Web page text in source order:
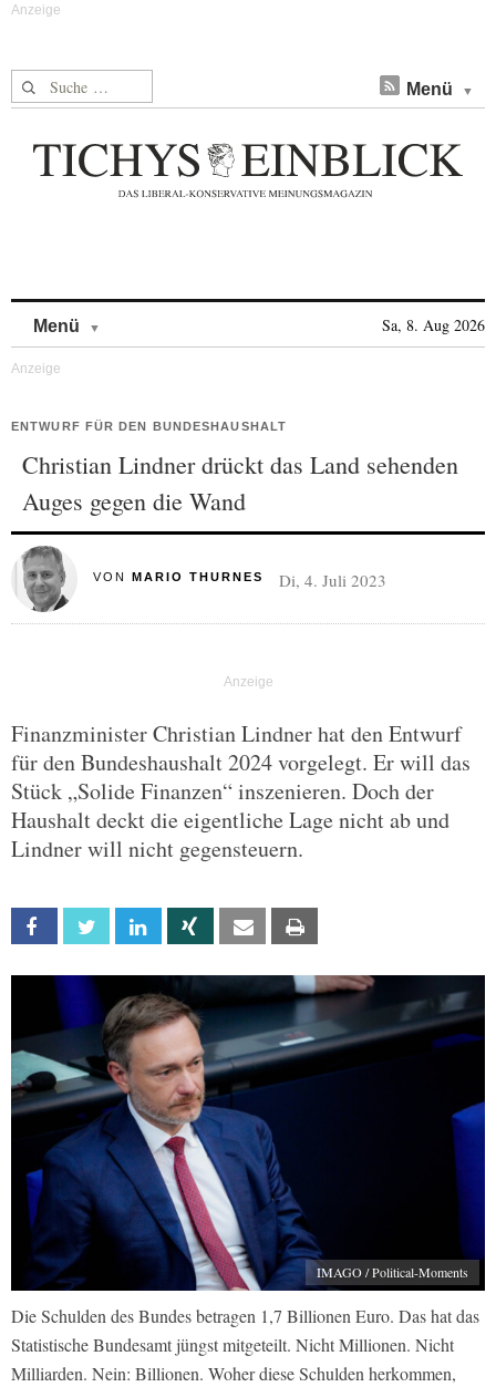
Suche nach: Menü
Menü Sa, 8. Aug 2026
ENTWURF FÜR DEN BUNDESHAUSHALT
Christian Lindner drückt das Land sehenden
Auges gegen die Wand
VON MARIO THURNES Di, 4. Juli 2023
Finanzminister Christian Lindner hat den Entwurf
für den Bundeshaushalt 2024 vorgelegt. Er will das
Stück „Solide Finanzen“ inszenieren. Doch der
Haushalt deckt die eigentliche Lage nicht ab und
Lindner will nicht gegensteuern.
Facebook Twitter Linkedin Xing Email
IMAGO / Political-Moments
Die Schulden des Bundes betragen 1,7 Billionen Euro. Das hat das
Statistische Bundesamt jüngst mitgeteilt. Nicht Millionen. Nicht
Milliarden. Nein: Billionen. Woher diese Schulden herkommen,